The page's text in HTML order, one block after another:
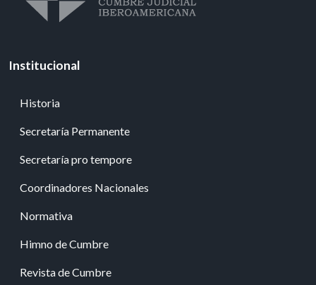
Institucional
Historia
Secretaría Permanente
Secretaría pro tempore
Coordinadores Nacionales
Normativa
Himno de Cumbre
Revista de Cumbre